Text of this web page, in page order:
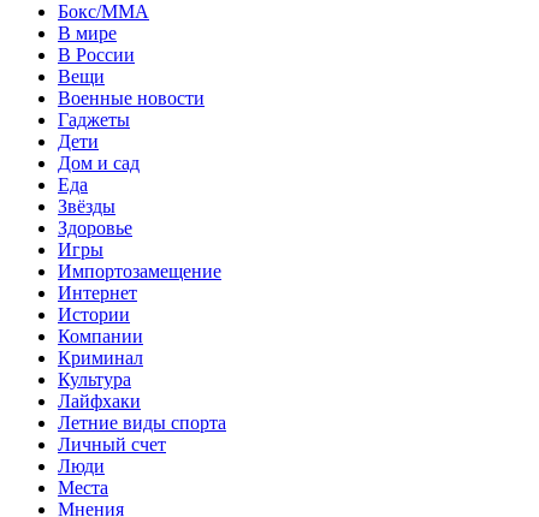
Бокс/MMA
В мире
В России
Вещи
Военные новости
Гаджеты
Дети
Дом и сад
Еда
Звёзды
Здоровье
Игры
Импортозамещение
Интернет
Истории
Компании
Криминал
Культура
Лайфхаки
Летние виды спорта
Личный счет
Люди
Места
Мнения